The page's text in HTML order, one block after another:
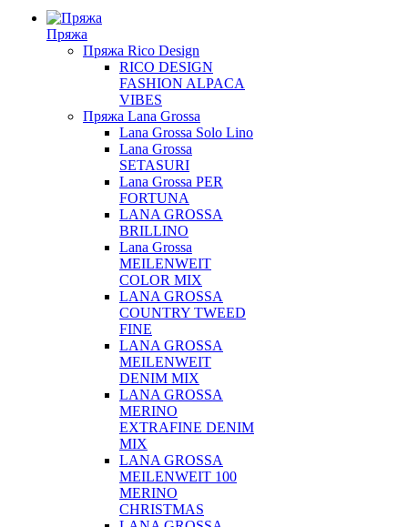
Пряжа
Пряжа Rico Design
RICO DESIGN
FASHION ALPACA
VIBES
Пряжа Lana Grossa
Lana Grossa Solo Lino
Lana Grossa
SETASURI
Lana Grossa PER
FORTUNA
LANA GROSSA
BRILLINO
Lana Grossa
MEILENWEIT
COLOR MIX
LANA GROSSA
COUNTRY TWEED
FINE
LANA GROSSA
MEILENWEIT
DENIM MIX
LANA GROSSA
MERINO
EXTRAFINE DENIM
MIX
LANA GROSSA
MEILENWEIT 100
MERINO
CHRISTMAS